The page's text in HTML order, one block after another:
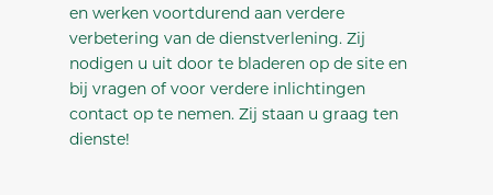
en werken voortdurend aan verdere
verbetering van de dienstverlening. Zij
nodigen u uit door te bladeren op de site en
bij vragen of voor verdere inlichtingen
contact op te nemen. Zij staan u graag ten
dienste!